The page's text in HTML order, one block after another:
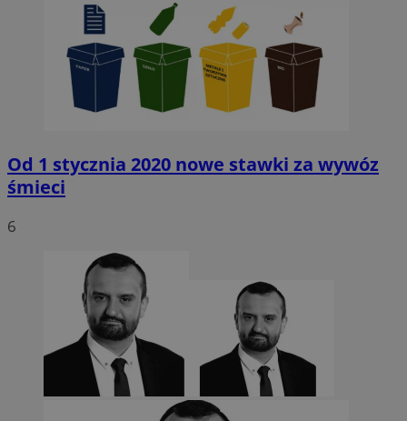
Od 1 stycznia 2020 nowe stawki za wywóz
śmieci
6